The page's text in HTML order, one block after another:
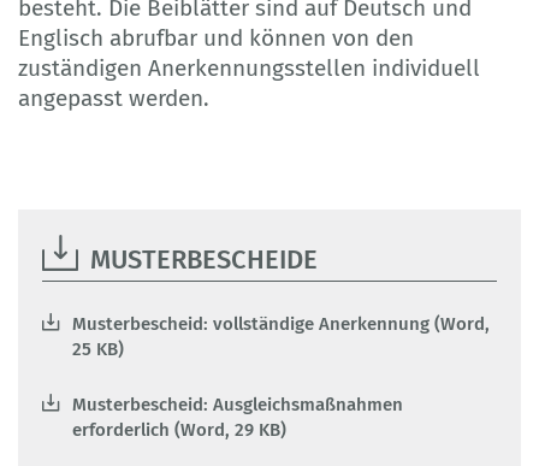
besteht. Die Beiblätter sind auf Deutsch und
Englisch abrufbar und können von den
zuständigen Anerkennungsstellen individuell
angepasst werden.
MUSTERBESCHEIDE
Musterbescheid: vollständige Anerkennung (Word,
25 KB)
Musterbescheid: Ausgleichsmaßnahmen
erforderlich (Word, 29 KB)